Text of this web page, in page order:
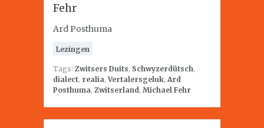
Fehr
Ard Posthuma
Lezingen
Tags: Zwitsers Duits, Schwyzerdütsch,
dialect, realia,Vertalersgeluk, Ard
Posthuma, Zwitserland, Michael Fehr